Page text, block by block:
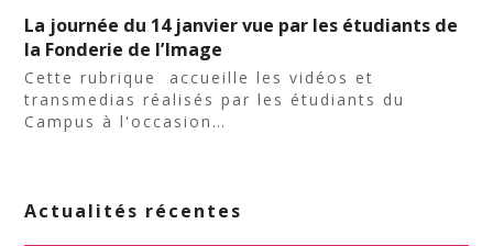
La journée du 14 janvier vue par les étudiants de
la Fonderie de l’Image
Cette rubrique accueille les vidéos et
transmedias réalisés par les étudiants du
Campus à l'occasion…
Actualités récentes